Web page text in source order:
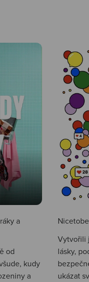
a
od
kudy
a
Vytvořili
lásky,
ukázat